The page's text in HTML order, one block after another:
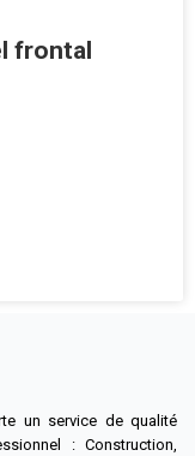
frontal
un service de qualité
: Construction,